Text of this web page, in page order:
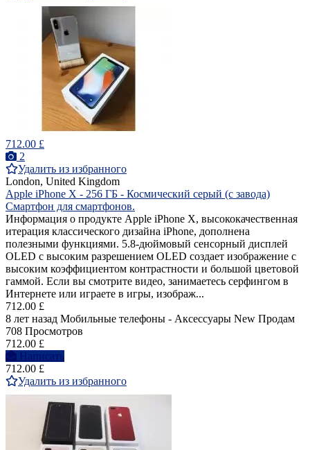
712.00 £
2
Удалить из избранного
London, United Kingdom
Apple iPhone X - 256 ГБ - Космический серый (с завода)
Смартфон для смартфонов.
Информация о продукте Apple iPhone X, высококачественная
итерация классического дизайна iPhone, дополнена
полезными функциями. 5.8-дюймовый сенсорный дисплей
OLED с высоким разрешением OLED создает изображение с
высоким коэффициентом контрастности и большой цветовой
гаммой. Если вы смотрите видео, занимаетесь серфингом в
Интернете или играете в игры, изображ...
712.00 £
8 лет назад Мобильные телефоны - Аксессуары New Продам
708 Просмотров
712.00 £
Написать
712.00 £
Удалить из избранного